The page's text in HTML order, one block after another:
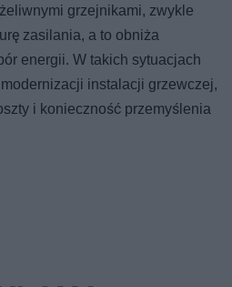
grzejnikami, zwykle
zasilania, a to obniża
energii. W takich sytuacjach
instalacji grzewczej,
i konieczność przemyślenia